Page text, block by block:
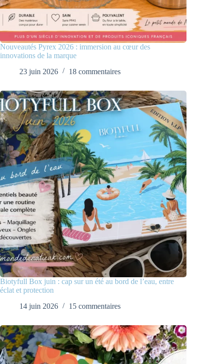
Nouveautés Pyrex 2026 : immersion au cœur des
innovations de la marque
23 juin 2026
18 commentaires
Biotyfull Box juin : cap sur un été au bord de l’eau, entre
éclat et protection
14 juin 2026
15 commentaires